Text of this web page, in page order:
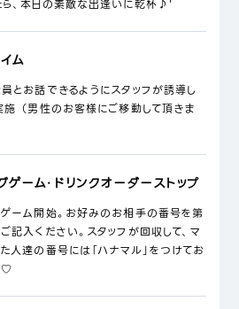
ら、本日の素敵な出逢いに乾杯♪'
ム
とお話できるようにスタッフが誘導し
（男性のお客様にご移動して頂きま
ゲーム・ドリンクオーダーストップ
ゲーム開始。お好みのお相手の番号を第
記入ください。スタッフが回収して、マ
人達の番号には「ハナマル」をつけてお
♡